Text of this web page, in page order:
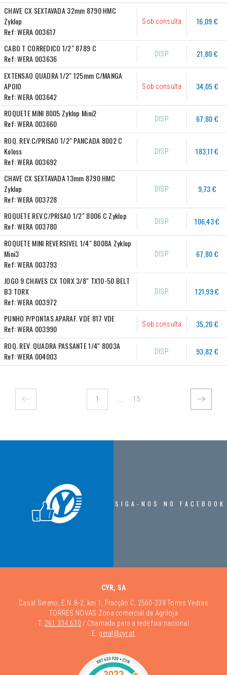
CHAVE CX SEXTAVADA 32mm 8790 HMC
Zyklop
Ref:WERA 003617
Sob consulta 16,09 €
CABO T CORREDICO 1/2" 8789 C
Ref:WERA 003636 DISP. 21,80 €
EXTENSAO QUADRA 1/2" 125mm C/MANGA
APOIO
Ref:WERA 003642
Sob consulta 34,05 €
ROQUETE MINI 8005 Zyklop Mini2
Ref:WERA 003660 DISP. 67,80 €
ROQ. REV.C/PRISAO 1/2" PANCADA 8002 C
Koloss
Ref:WERA 003692
DISP. 183,11 €
CHAVE CX SEXTAVADA 13mm 8790 HMC
Zyklop
Ref:WERA 003728
DISP. 9,73 €
ROQUETE REV.C/PRISAO 1/2" 8006 C Zyklop
Ref:WERA 003780 DISP. 106,43 €
ROQUETE MINI REVERSIVEL 1/4" 8008A Zyklop
Mini3
Ref:WERA 003793
DISP. 67,80 €
JOGO 9 CHAVES CX TORX 3/8" TX10-50 BELT
B3 TORX
Ref:WERA 003972
DISP. 121,99 €
PUNHO P/PONTAS APARAF. VDE 817 VDE
Ref:WERA 003990 Sob consulta 35,20 €
ROQ. REV. QUADRA PASSANTE 1/4" 8003A
Ref:WERA 004003 DISP. 93,82 €
15
SIGA-NOS NO FACEBOOK
CYR, SA
Casal Sereno, E.N. 8-2, km 1, Fracção C, 2560-239 Torres Vedras
TORRES NOVAS Zona comercial da Agriloja
T. 261 334 630 / Chamada para a rede fixa nacional
E. geral@cyr.pt